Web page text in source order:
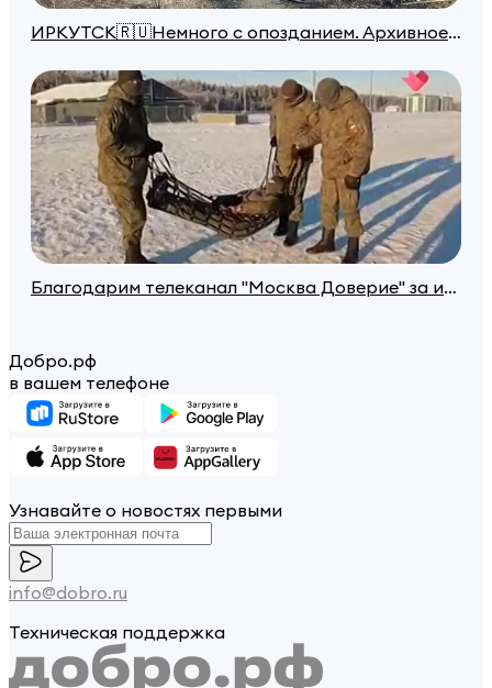
ИРКУТСК🇷🇺Немного с опозданием. Архивное видео с поздравлениями с 8 марта.
Благодарим телеканал "Москва Доверие" за информационную поддержку 🙏 Серия передач "Мой район".
Добро.рф
в вашем телефоне
Узнавайте о новостях первыми
info@dobro.ru
Техническая поддержка